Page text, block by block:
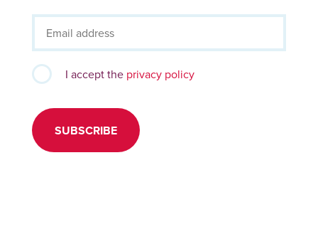
I accept the privacy policy
SUBSCRIBE